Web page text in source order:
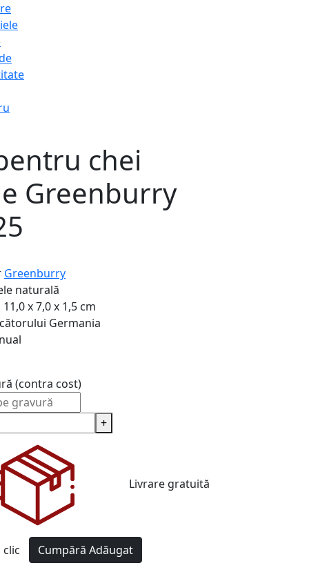
chei
Greenburry
Greenburry
naturală
11,0 x 7,0 x 1,5 cm
Germania
(contra cost)
+
Livrare gratuită
clic Cumpără Adăugat